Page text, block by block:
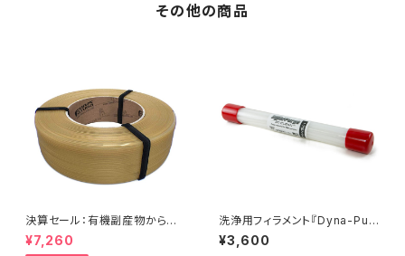
その他の商品
決算セール：有機副産物からリ
サイクルされた『ReForm Orga
nic rPLA』
¥7,260
洗浄用フィラメント『Dyna-Pur
ge 3D Clean』パッケージ版
¥3,600